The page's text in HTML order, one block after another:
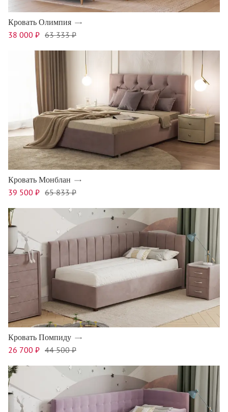
Кровать Олимпия
38 000 ₽ 63 333 ₽
Кровать Монблан
39 500 ₽ 65 833 ₽
Кровать Помпиду
26 700 ₽ 44 500 ₽